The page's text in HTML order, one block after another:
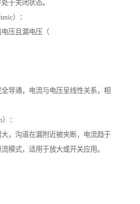
于关闭状态。
）：
压且漏电压（
导通，电流与电压呈线性关系，相
：
，沟道在漏附近被夹断，电流趋于
模式，适用于放大或开关应用。